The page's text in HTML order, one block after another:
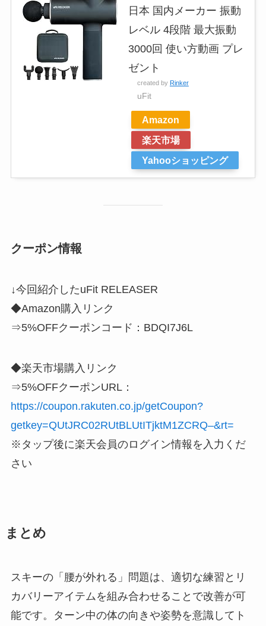
日本 国内メーカー 振動
レベル 4段階 最大振動
3000回 使い方動画 プレ
ゼント
created by Rinker
uFit
Amazon
楽天市場
Yahooショッピング
クーポン情報
↓今回紹介したuFit RELEASER
◆Amazon購入リンク
⇒5%OFFクーポンコード：BDQI7J6L
◆楽天市場購入リンク
⇒5%OFFクーポンURL：
https://coupon.rakuten.co.jp/getCoupon?
getkey=QUtJRC02RUtBLUtITjktM1ZCRQ–&rt=
※タップ後に楽天会員のログイン情報を入力くだ
さい
まとめ
スキーの「腰が外れる」問題は、適切な練習とリ
カバリーアイテムを組み合わせることで改善が可
能です。ターン中の体の向きや姿勢を意識してト